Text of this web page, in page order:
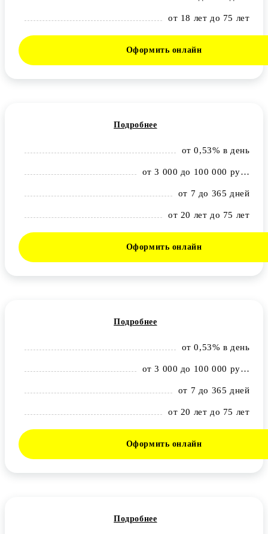
от 18 лет до 75 лет
Оформить онлайн
Подробнее
от 0,53% в день
от 3 000 до 100 000 рублей
от 7 до 365 дней
от 20 лет до 75 лет
Оформить онлайн
Подробнее
от 0,53% в день
от 3 000 до 100 000 рублей
от 7 до 365 дней
от 20 лет до 75 лет
Оформить онлайн
Подробнее